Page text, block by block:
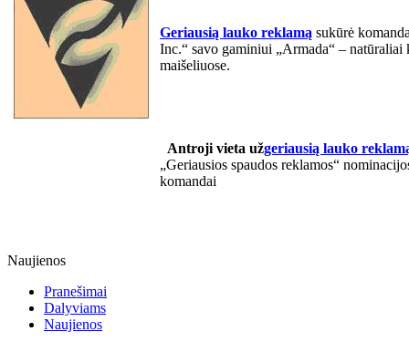
Geriausią lauko reklamą sukūrė
Inc.“ savo gaminiui „Armada“ – natūraliai
maišeliuose.
Antroji vieta užgeriausią lauko
„Geriausios spaudos reklamos“
komandai
Naujienos
Pranešimai
Dalyviams
Naujienos